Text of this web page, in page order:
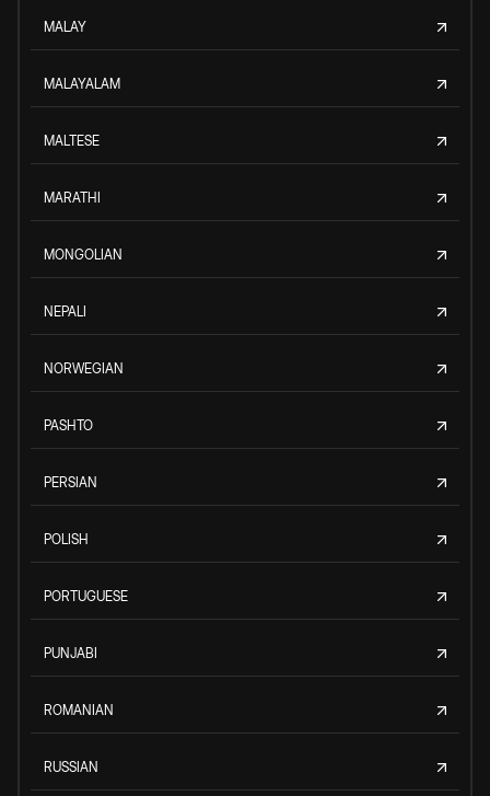
MALAY
MALAYALAM
MALTESE
MARATHI
MONGOLIAN
NEPALI
NORWEGIAN
PASHTO
PERSIAN
POLISH
PORTUGUESE
PUNJABI
ROMANIAN
RUSSIAN